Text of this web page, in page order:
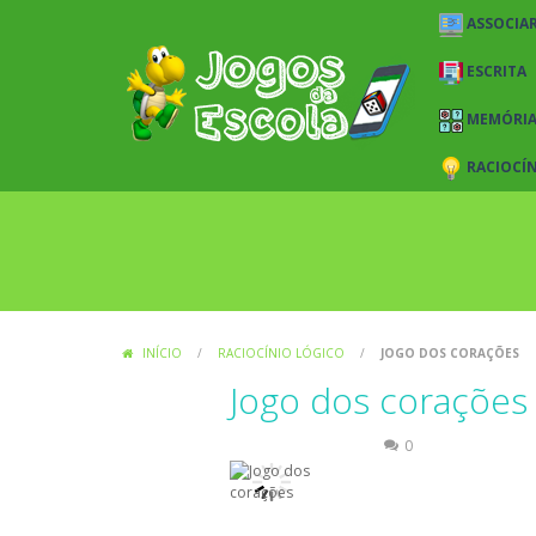
ESCRITA
MEMÓRIA
INÍCIO / RACIOCÍNIO LÓGICO / JOGO DOS CORAÇÕES
Jogo dos corações
0